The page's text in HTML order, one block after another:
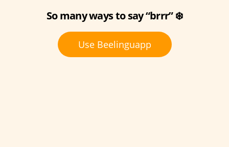
So many ways to say “brrr” ❄️
Use Beelinguapp